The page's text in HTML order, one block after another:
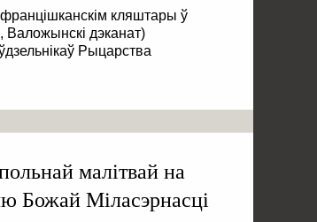
кляштары ў
Валожынскі дэканат)
Рыцарства
малітвай на
Божай Міласэрнасці